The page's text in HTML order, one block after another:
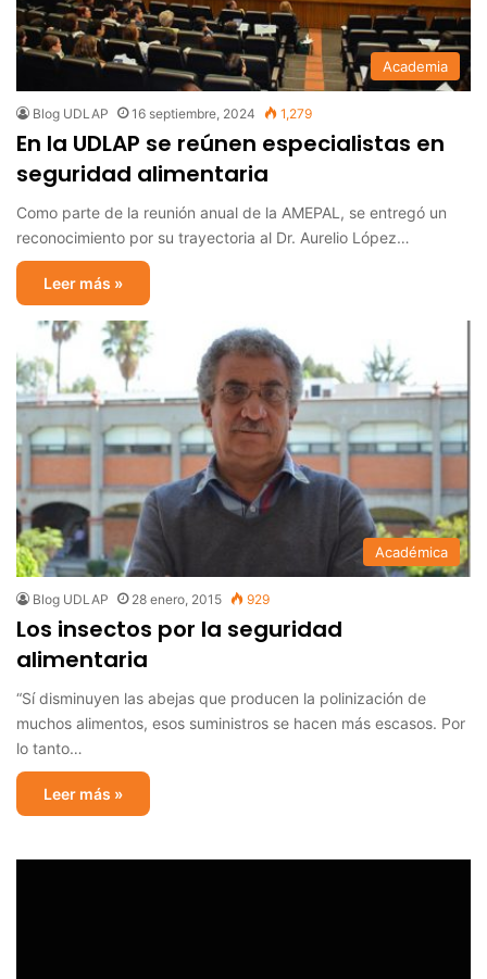
Academia
Blog UDLAP 16 septiembre, 2024 1,279
En la UDLAP se reúnen especialistas en
seguridad alimentaria
Como parte de la reunión anual de la AMEPAL, se entregó un
reconocimiento por su trayectoria al Dr. Aurelio López…
Leer más »
Académica
Blog UDLAP 28 enero, 2015 929
Los insectos por la seguridad
alimentaria
“Sí disminuyen las abejas que producen la polinización de
muchos alimentos, esos suministros se hacen más escasos. Por
lo tanto…
Leer más »